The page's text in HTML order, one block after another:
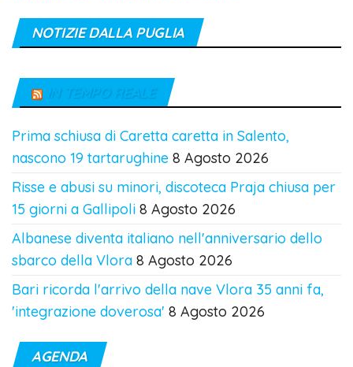
NOTIZIE DALLA PUGLIA
IN TEMPO REALE
Prima schiusa di Caretta caretta in Salento,
nascono 19 tartarughine 8 Agosto 2026
Risse e abusi su minori, discoteca Praja chiusa per
15 giorni a Gallipoli 8 Agosto 2026
Albanese diventa italiano nell'anniversario dello
sbarco della Vlora 8 Agosto 2026
Bari ricorda l'arrivo della nave Vlora 35 anni fa,
'integrazione doverosa' 8 Agosto 2026
AGENDA